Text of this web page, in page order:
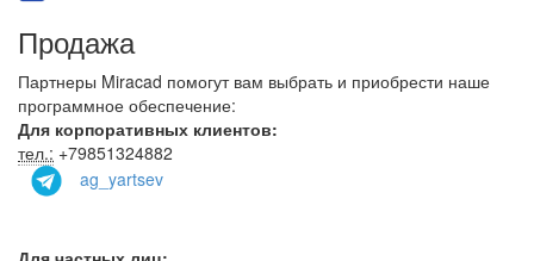
Продажа
Партнеры Miracad помогут вам выбрать и приобрести наше
программное обеспечение:
Для корпоративных клиентов:
тел.: +79851324882
ag_yartsev